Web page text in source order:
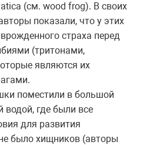
(см. wood frog). В своих
показали, что у этих
страха перед
(тритонами,
являются их
поместили в большой
водой, где были все
для развития
было хищников (авторы